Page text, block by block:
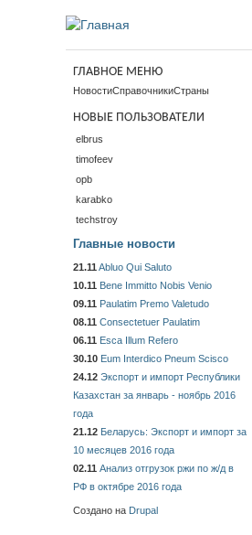
ГЛАВНОЕ МЕНЮ
НовостиСправочникиСтраны
НОВЫЕ ПОЛЬЗОВАТЕЛИ
elbrus
timofeev
opb
karabko
techstroy
Главные новости
21.11 Abluo Qui Saluto
10.11 Bene Immitto Nobis Venio
09.11 Paulatim Premo Valetudo
08.11 Consectetuer Paulatim
06.11 Esca Illum Refero
30.10 Eum Interdico Pneum Scisco
24.12 Экспорт и импорт Республики
Казахстан за январь - ноябрь 2016
года
21.12 Беларусь: Экспорт и импорт за
10 месяцев 2016 года
02.11 Анализ отгрузок ржи по ж/д в
РФ в октябре 2016 года
Создано на Drupal